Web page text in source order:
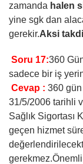
zamanda halen
yine sgk dan
gerekir.Aksi
Soru 17:360
sadece bir iş
Cevap : 360 gün
31/5/2006 tarihli
Sağlık Sigortası
geçen hizmet